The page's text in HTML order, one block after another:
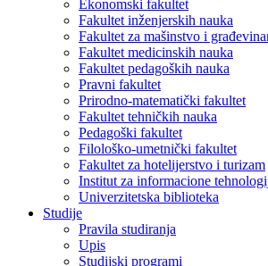
Ekonomski fakultet
Fakultet inženjerskih nauka
Fakultet za mašinstvo i
Fakultet medicinskih nauka
Fakultet pedagoških nauka
Pravni fakultet
Prirodno-matematički fakultet
Fakultet tehničkih nauka
Pedagoški fakultet
Filološko-umetnički fakultet
Fakultet za hotelijerstvo i turizam
Institut za informacione
Univerzitetska biblioteka
Studije
Pravila studiranja
Upis
Studijski programi